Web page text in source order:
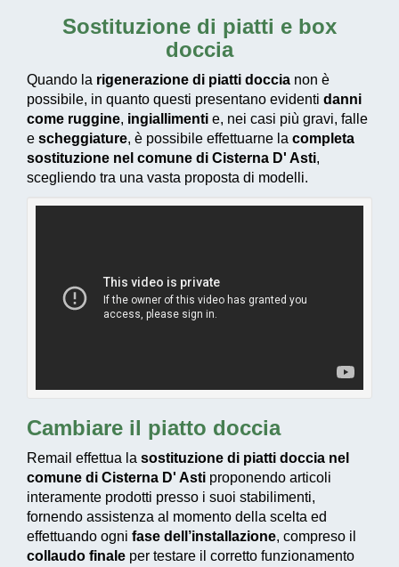
Sostituzione di piatti e box
doccia
Quando la rigenerazione di piatti doccia non è
possibile, in quanto questi presentano evidenti danni
come ruggine, ingiallimenti e, nei casi più gravi, falle
e scheggiature, è possibile effettuarne la completa
sostituzione nel comune di Cisterna D' Asti,
scegliendo tra una vasta proposta di modelli.
Cambiare il piatto doccia
Remail effettua la sostituzione di piatti doccia nel
comune di Cisterna D' Asti proponendo articoli
interamente prodotti presso i suoi stabilimenti,
fornendo assistenza al momento della scelta ed
effettuando ogni fase dell’installazione, compreso il
collaudo finale per testare il corretto funzionamento